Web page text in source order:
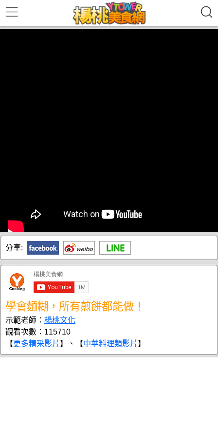
分享:
學會麵糊，所有煎餅都能做！
示範老師： 楊桃文化
觀看次數：115710
【更多精采影片 】、【中華料理類影片 】